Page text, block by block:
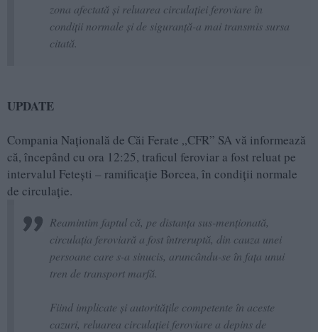
zona afectată şi reluarea circulației feroviare în
condiții normale şi de siguranţă-a mai transmis sursa
citată.
UPDATE
Compania Naţională de Căi Ferate „CFR” SA vă informează
că, începând cu ora 12:25, traficul feroviar a fost reluat pe
intervalul Fetești – ramificație Borcea, în condiții normale
de circulație.
Reamintim faptul că, pe distanța sus-menționată,
circulația feroviară a fost întreruptă, din cauza unei
persoane care s-a sinucis, aruncându-se în fața unui
tren de transport marfă.
Fiind implicate și autoritățile competente în aceste
cazuri, reluarea circulației feroviare a depins de